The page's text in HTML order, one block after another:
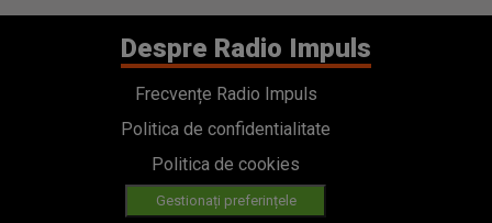
Despre Radio Impuls
Frecvențe Radio Impuls
Politica de confidentialitate
Politica de cookies
Gestionați preferințele